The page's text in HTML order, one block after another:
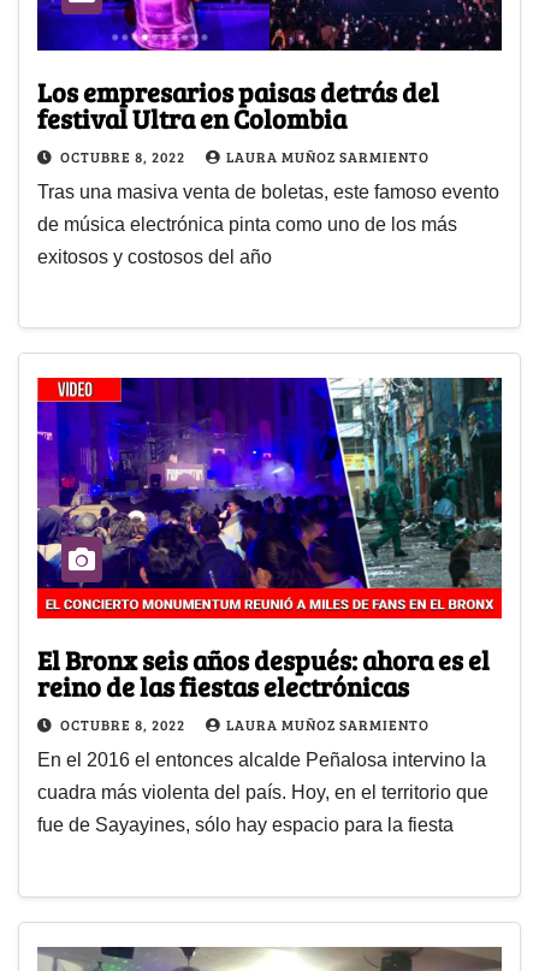
Los empresarios paisas detrás del
festival Ultra en Colombia
OCTUBRE 8, 2022 LAURA MUÑOZ SARMIENTO
Tras una masiva venta de boletas, este famoso evento
de música electrónica pinta como uno de los más
exitosos y costosos del año
El Bronx seis años después: ahora es el
reino de las fiestas electrónicas
OCTUBRE 8, 2022 LAURA MUÑOZ SARMIENTO
En el 2016 el entonces alcalde Peñalosa intervino la
cuadra más violenta del país. Hoy, en el territorio que
fue de Sayayines, sólo hay espacio para la fiesta